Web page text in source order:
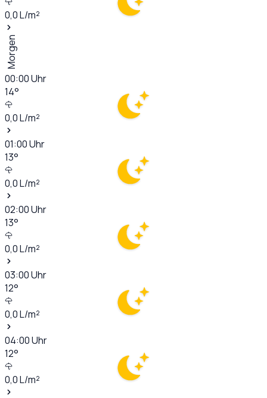
0,0L/m²
Morgen
00:00Uhr
14°
0,0L/m²
01:00Uhr
13°
0,0L/m²
02:00Uhr
13°
0,0L/m²
03:00Uhr
12°
0,0L/m²
04:00Uhr
12°
0,0L/m²